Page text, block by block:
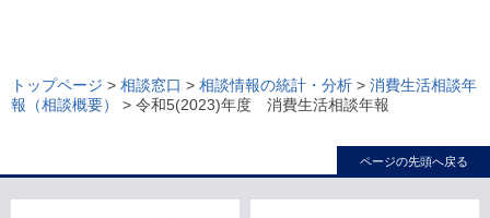
ー
カ
トップページ > 相談窓口 > 相談情報の統計・分析 > 消費生活相談年
報（相談概要）
> 令和5(2023)年度 消費生活相談年報
ページの先頭へ戻る